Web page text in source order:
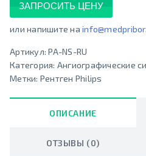
ЗАПРОСИТЬ ЦЕНУ
или напишите на
Артикул:PA-NS-RU
Категория: Ангиографические
Метки: Рентген Philips
ОПИСАНИЕ
ОТЗЫВЫ (0)